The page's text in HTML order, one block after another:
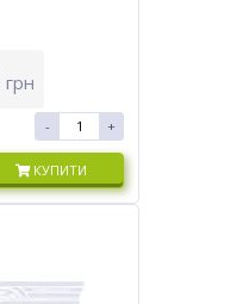
грн
- +
КУПИТИ